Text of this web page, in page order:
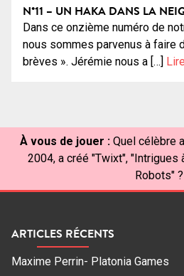
N°11 – UN HAKA DANS LA
Dans ce onzième numéro de
nous sommes parvenus à faire
brèves ». Jérémie nous a […]
À vous de jouer : Quel célèbre
2004, a créé "Twixt", "Intrigues
Robots" ?
ARTICLES RÉCENTS
Maxime Perrin- Platonia Games